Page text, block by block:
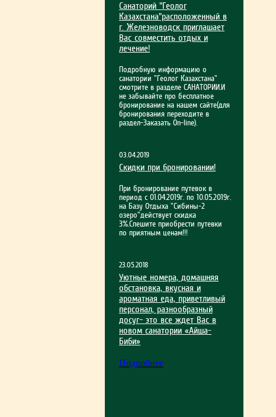
Санаторий "Геолог
Казахстана"расположенный в
г. Железноводск приглашает
Вас совместить отдых и
лечение!
Подробную информацию о
санатории "Геолог Казахстана"
смотрите в разделе САНАТОРИИ.И
не забывайте про бесплатное
бронирование на нашем сайте(для
бронирования переходите в
раздел-Заказать On-line).
03.04.2019
Скидки при бронировании!
При бронирование путевок в
период с 01.04.2019г. по 10.05.2019г.
на Базу Отдыха "Сибины-2
озеро"действует скидка
3%.Спешите приобрести путевки
по приятным ценам!!!
23.05.2018
Уютные номера, домашняя
обстановка, вкусная и
ароматная еда, приветливый
персонал, разнообразный
досуг– это все ждет Вас в
новом санатории «Айша-
Биби»
Подробнее